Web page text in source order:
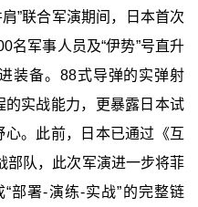
”联合军演期间，日本首次
名军事人员及“伊势”号直升
装备。88式导弹的实弹射
实战能力，更暴露日本试
心。此前，日本已通过《互
部队，此次军演进一步将菲
部署-演练-实战”的完整链